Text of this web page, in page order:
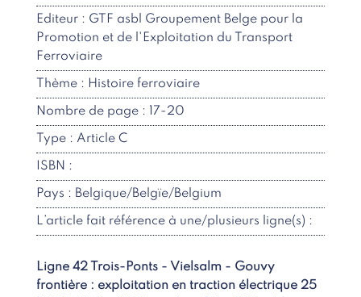
Editeur : GTF asbl Groupement Belge pour la
Promotion et de l'Exploitation du Transport
Ferroviaire
Thème : Histoire ferroviaire
Nombre de page : 17-20
Type : Article C
ISBN :
Pays : Belgique/Belgïe/Belgium
L’article fait référence à une/plusieurs ligne(s) :
Ligne 42 Trois-Ponts - Vielsalm - Gouvy
frontière : exploitation en traction électrique 25